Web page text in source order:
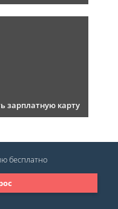
зарплатную карту
бесплатно